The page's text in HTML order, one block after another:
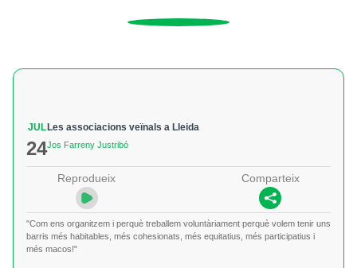
JUL
24
Les associacions veïnals a Lleida
Jos Farreny Justribó
Reprodueix Comparteix
"Com ens organitzem i perquè treballem voluntàriament perquè volem tenir uns
barris més habitables, més cohesionats, més equitatius, més participatius i
més macos!"